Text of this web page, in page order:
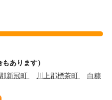
もあります）
新冠町 川上郡標茶町
白糠